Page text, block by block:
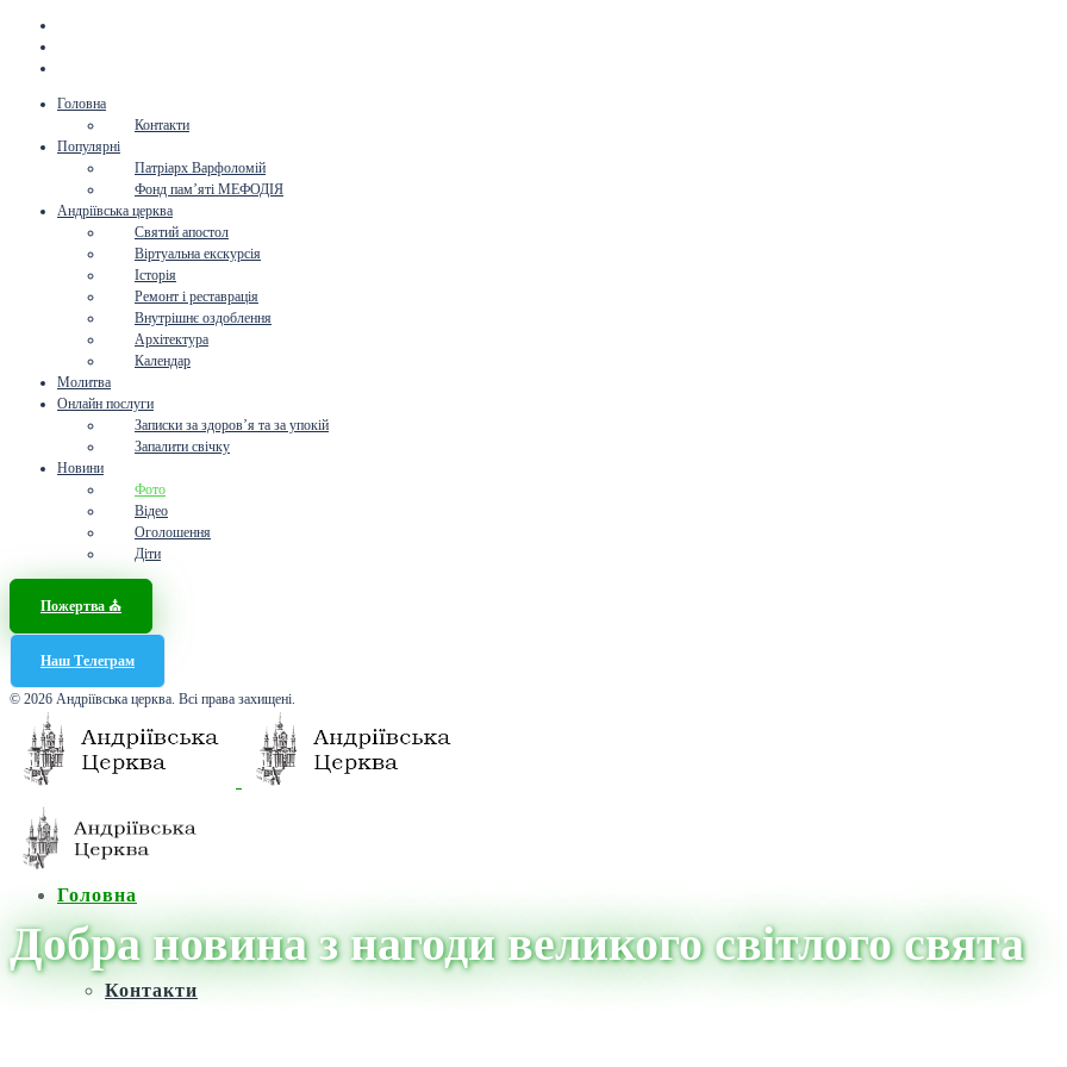
Головна
Контакти
Популярні
Патріарх Варфоломій
Фонд пам’яті МЕФОДІЯ
Андріївська церква
Святий апостол
Віртуальна екскурсія
Історія
Ремонт і реставрація
Внутрішнє оздоблення
Архітектура
Календар
Молитва
Онлайн послуги
Записки за здоров’я та за упокій
Запалити свічку
Новини
Фото
Відео
Оголошення
Діти
Пожертва ⛪️
Наш Телеграм
© 2026 Андріївська церква. Всі права захищені.
Головна
Контакти
Добра новина з нагоди великого світлого свята